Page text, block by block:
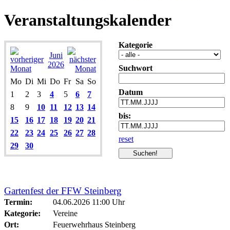
Veranstaltungskalender
Juni
2026
Mo Di Mi Do Fr Sa So
1
2 3 4 5 6
7
8
9 10 11 12 13 14
15
16 17 18 19 20 21
22
23 24 25 26 27 28
29
30
Kategorie
Suchwort
Datum
bis:
reset
Gartenfest der FFW Steinberg
Termin:
04.06.2026 11:00 Uhr
Kategorie:
Vereine
Ort:
Feuerwehrhaus Steinberg